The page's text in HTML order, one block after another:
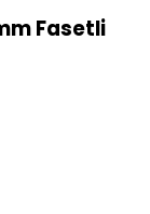
Fasetli